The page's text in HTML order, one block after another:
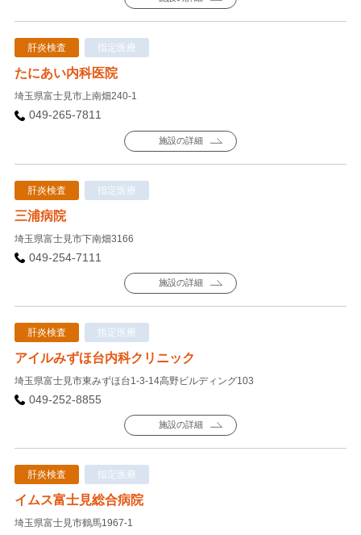
肝炎検査 指定医療
たにあい内科医院
埼玉県富士見市上南畑240-1
049-265-7811
施設の詳細
肝炎検査 指定医療
三浦病院
埼玉県富士見市下南畑3166
049-254-7111
施設の詳細
肝炎検査 指定医療
アイルみずほ台内科クリニック
埼玉県富士見市東みずほ台1-3-14高野ビルディング103
049-252-8855
施設の詳細
肝炎検査 指定医療
イムス富士見総合病院
埼玉県富士見市鶴馬1967-1